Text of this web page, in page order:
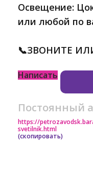
Освещение:
или любой по
📞ЗВОНИТЕ
Написать
Постоянный
https://
svetilnik.html
(скопировать)